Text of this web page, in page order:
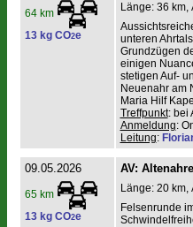
64 km
13 kg CO2e
Länge: 36 km,
unteren
Grundzügen
einigen
stetigen Auf-
Neuenahr am
Maria Hilf
Treffpunkt: bei
Anmeldung:
Leitung:
09.05.2026
65 km
13 kg CO2e
AV:
Länge: 20 km,
Felsenrunde